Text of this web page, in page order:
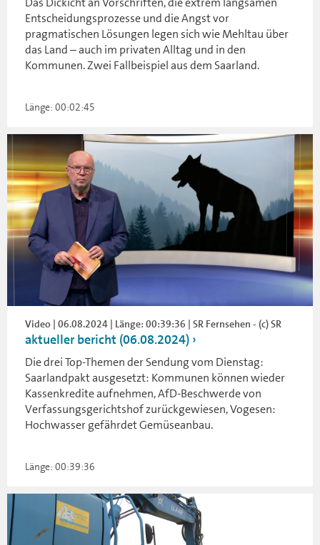
Entscheidungsprozesse und die Angst vor
pragmatischen Lösungen legen sich wie Mehltau über
das Land – auch im privaten Alltag und in den
Kommunen. Zwei Fallbeispiel aus dem Saarland.
Länge: 00:02:45
Video | 06.08.2024 | Länge: 00:39:36 | SR Fernsehen - (c) SR
aktueller bericht (06.08.2024)
Die drei Top-Themen der Sendung vom Dienstag:
Saarlandpakt ausgesetzt: Kommunen können wieder
Kassenkredite aufnehmen, AfD-Beschwerde von
Verfassungsgerichtshof zurückgewiesen, Vogesen:
Hochwasser gefährdet Gemüseanbau.
Länge: 00:39:36